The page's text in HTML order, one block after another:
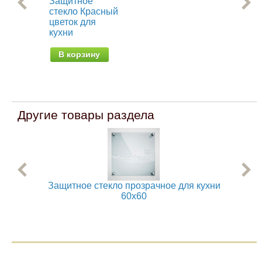
стекло Красный
цветок для
кухни
В корзину
Другие товары раздела
Защитное стекло прозрачное для кухни
60x60